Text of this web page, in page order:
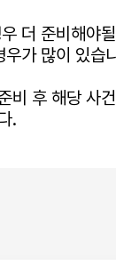
더 준비해야
가 많이 있습
비 후 해당 사
.